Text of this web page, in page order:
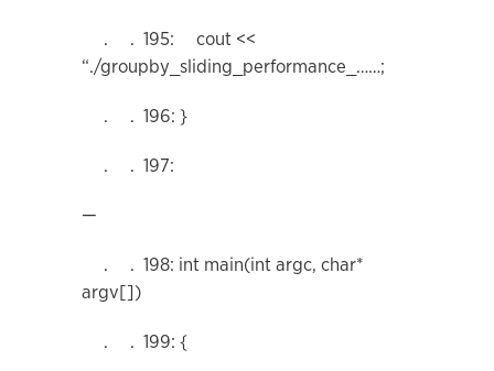
. . 195: cout <<
“./groupby_sliding_performance_……;
. . 196: }
. . 197:
—
. . 198: int main(int argc, char*
argv[])
. . 199: {